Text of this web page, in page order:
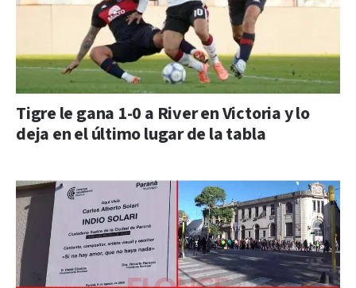
Tigre le gana 1-0 a River en Victoria y lo
deja en el último lugar de la tabla